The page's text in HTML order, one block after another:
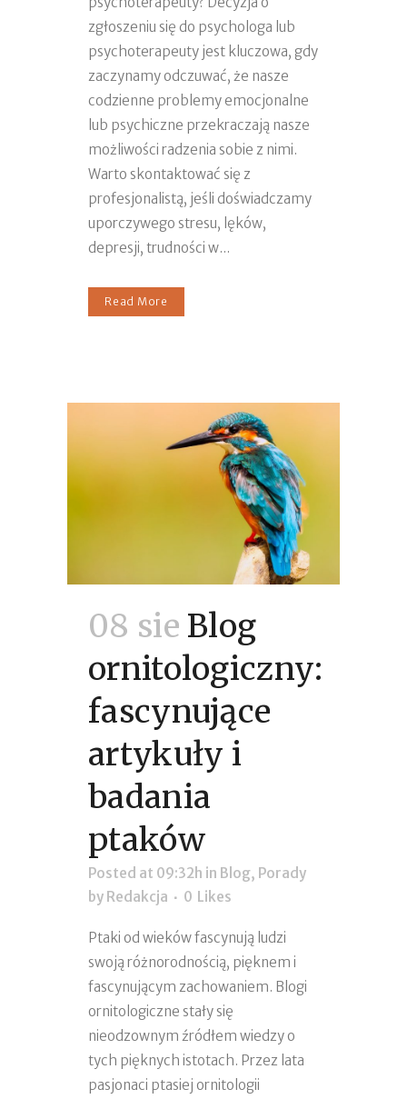
zgłoszeniu się do psychologa lub
psychoterapeuty jest kluczowa, gdy
zaczynamy odczuwać, że nasze
codzienne problemy emocjonalne
lub psychiczne przekraczają nasze
możliwości radzenia sobie z nimi.
Warto skontaktować się z
profesjonalistą, jeśli doświadczamy
uporczywego stresu, lęków,
depresji, trudności w...
Read More
08 sie Blog
ornitologiczny:
fascynujące
artykuły i
badania
ptaków
Posted at 09:32h in Blog, Porady
by Redakcja 0 Likes
Ptaki od wieków fascynują ludzi
swoją różnorodnością, pięknem i
fascynującym zachowaniem. Blogi
ornitologiczne stały się
nieodzownym źródłem wiedzy o
tych pięknych istotach. Przez lata
pasjonaci ptasiej ornitologii